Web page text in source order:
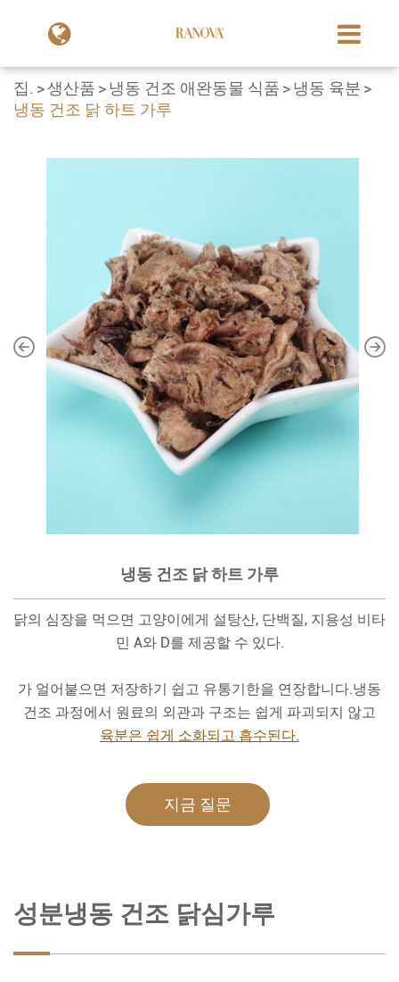
집. 생산품 냉동 건조 애완동물 식품
냉동 육분
냉동 건조 닭 하트 가루
냉동 건조 닭 하트 가루
닭의 심장을 먹으면 고양이에게 설탕산, 단백질, 지용성 비타
민 A와 D를 제공할 수 있다.
가 얼어붙으면 저장하기 쉽고 유통기한을 연장합니다.냉동
건조 과정에서 원료의 외관과 구조는 쉽게 파괴되지 않고
육분은 쉽게 소화되고 흡수된다.
지금 질문
성분냉동 건조 닭심가루